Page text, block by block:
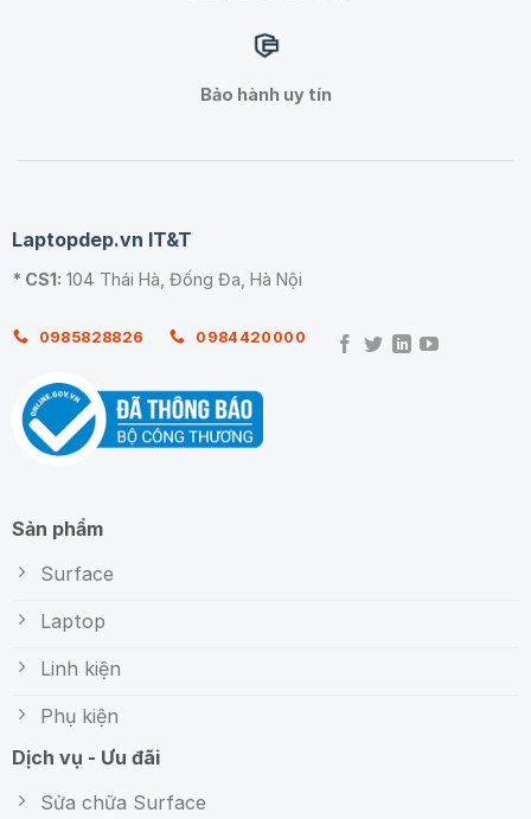
Bảo hành uy tín
Laptopdep.vn IT&T
* CS1: 104 Thái Hà, Đống Đa, Hà Nội
0985828826 0984420000
Sản phẩm
Surface
Laptop
Linh kiện
Phụ kiện
Dịch vụ - Ưu đãi
Sửa chữa Surface